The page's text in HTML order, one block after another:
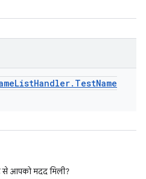
ListHandler. TestName
से आपको मदद मिली?